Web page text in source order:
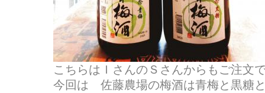
こちらはＩさんのＳさんからもご注文
今回は 佐藤農場の梅酒は青梅と黒糖